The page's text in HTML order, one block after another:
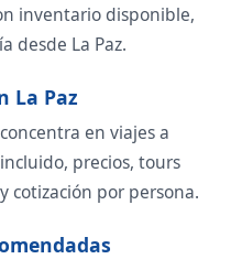
inventario disponible,
desde La Paz.
La Paz
en viajes a
precios, tours
cotización por persona.